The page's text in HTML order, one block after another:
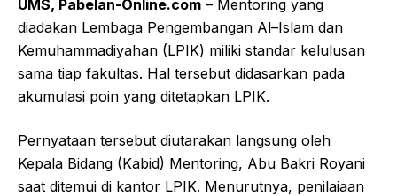
UMS, Pabelan-Online.com – Mentoring yang
diadakan Lembaga Pengembangan Al–Islam dan
Kemuhammadiyahan (LPIK) miliki standar kelulusan
sama tiap fakultas. Hal tersebut didasarkan pada
akumulasi poin yang ditetapkan LPIK.
Pernyataan tersebut diutarakan langsung oleh
Kepala Bidang (Kabid) Mentoring, Abu Bakri Royani
saat ditemui di kantor LPIK. Menurutnya, penilaiaan